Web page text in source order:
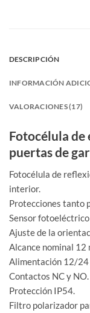
DESCRIPCIÓN
INFORMACIÓN
VALORACIONES (17)
Fotocélula de
puertas de
Fotocélula de
interior.
Protecciones tanto
Sensor
Ajuste de la
Alcance nominal 12
Alimentación 12/
Contactos NC y NO.
Protección IP54.
Filtro polarizador